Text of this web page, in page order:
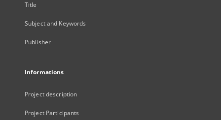
Title
Subject and Keywords
Publisher
Informations
Project description
Project Participants